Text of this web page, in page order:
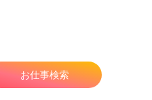
お仕事検索